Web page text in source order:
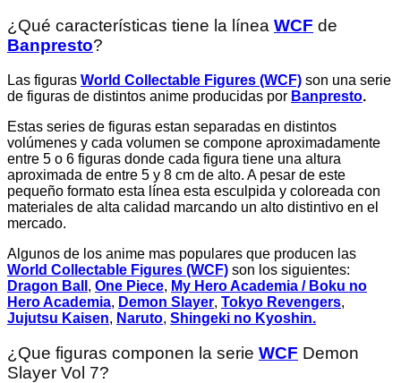
¿Qué características tiene la línea WCF de
Banpresto?
Las figuras World Collectable Figures (WCF) son una serie
de figuras de distintos anime producidas por Banpresto.
Estas series de figuras estan separadas en distintos
volúmenes y cada volumen se compone aproximadamente
entre 5 o 6 figuras donde cada figura tiene una altura
aproximada de entre 5 y 8 cm de alto. A pesar de este
pequeño formato esta línea esta esculpida y coloreada con
materiales de alta calidad marcando un alto distintivo en el
mercado.
Algunos de los anime mas populares que producen las
World Collectable Figures (WCF) son los siguientes:
Dragon Ball , One Piece, My Hero Academia / Boku no
Hero Academia, Demon Slayer, Tokyo Revengers,
Jujutsu Kaisen, Naruto, Shingeki no Kyoshin.
¿Que figuras componen la serie WCF Demon
Slayer Vol 7?